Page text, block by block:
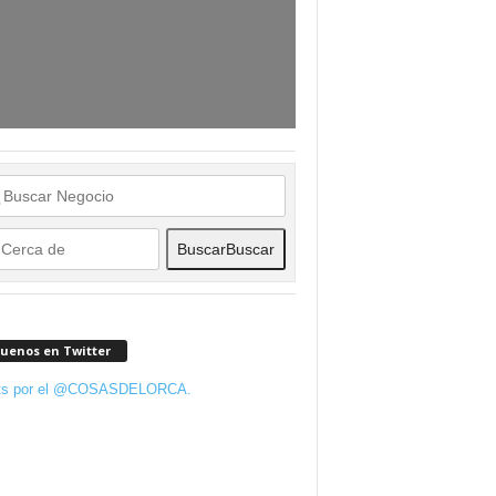
BuscarBuscar
en Twitter
por el @COSASDELORCA.